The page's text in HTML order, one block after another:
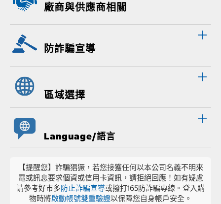
廠商與供應商相關
防詐騙宣導
區域選擇
Language/語言
【提醒您】詐騙猖獗，若您接獲任何以本公司名義不明來
電或訊息要求個資或信用卡資訊，請拒絕回應！如有疑慮
請參考好市多防止詐騙宣導或撥打165防詐騙專線。登入購
物時將啟動帳號雙重驗證以保障您自身帳戶安全。